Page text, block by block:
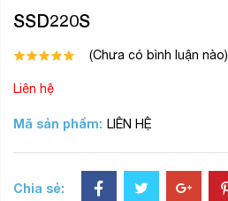
SSD220S
(Chưa có bình luận nào)
Liên hệ
Mã sản phẩm: LIÊN HỆ
Chia sẻ: